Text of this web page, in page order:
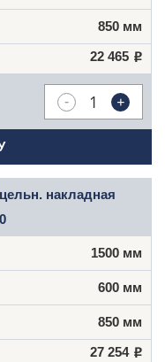
850 мм
22 465 Р
- +
накладная
1500 мм
600 мм
850 мм
27 254 Р